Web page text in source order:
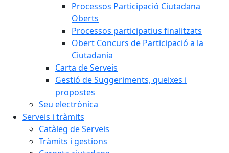
Processos Participació Ciutadana
Oberts
Processos participatius finalitzats
Obert Concurs de Participació a la
Ciutadania
Carta de Serveis
Gestió de Suggeriments, queixes i
propostes
Seu electrònica
Serveis i tràmits
Catàleg de Serveis
Tràmits i gestions